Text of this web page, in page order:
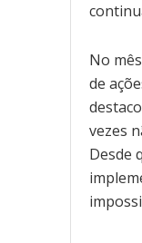
No
de
vezes
Desde